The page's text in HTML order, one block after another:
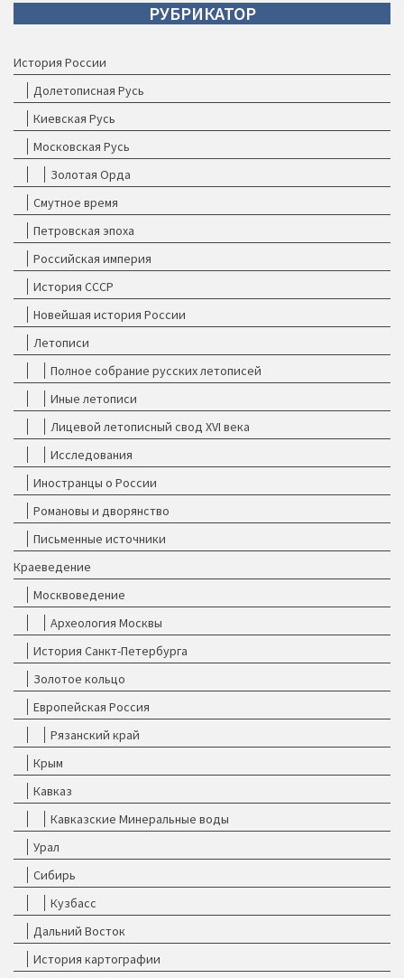
РУБРИКАТОР
История России
Долетописная Русь
Киевская Русь
Московская Русь
Золотая Орда
Смутное время
Петровская эпоха
Российская империя
История СССР
Новейшая история России
Летописи
Полное собрание русских летописей
Иные летописи
Лицевой летописный свод XVI века
Исследования
Иностранцы о России
Романовы и дворянство
Письменные источники
Краеведение
Москвоведение
Археология Москвы
История Санкт-Петербурга
Золотое кольцо
Европейская Россия
Рязанский край
Крым
Кавказ
Кавказские Минеральные воды
Урал
Сибирь
Кузбасс
Дальний Восток
История картографии